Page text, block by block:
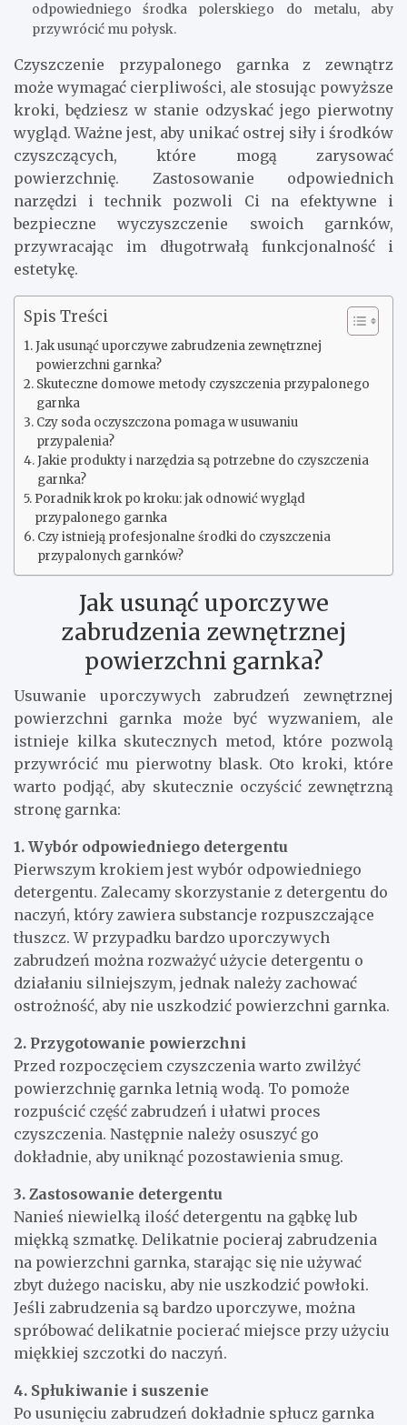
odpowiedniego środka polerskiego do metalu, aby
przywrócić mu połysk.
Czyszczenie przypalonego garnka z zewnątrz
może wymagać cierpliwości, ale stosując powyższe
kroki, będziesz w stanie odzyskać jego pierwotny
wygląd. Ważne jest, aby unikać ostrej siły i środków
czyszczących, które mogą zarysować
powierzchnię. Zastosowanie odpowiednich
narzędzi i technik pozwoli Ci na efektywne i
bezpieczne wyczyszczenie swoich garnków,
przywracając im długotrwałą funkcjonalność i
estetykę.
Spis Treści
Jak usunąć uporczywe zabrudzenia zewnętrznej
powierzchni garnka?
Skuteczne domowe metody czyszczenia przypalonego
garnka
Czy soda oczyszczona pomaga w usuwaniu
przypalenia?
Jakie produkty i narzędzia są potrzebne do czyszczenia
garnka?
Poradnik krok po kroku: jak odnowić wygląd
przypalonego garnka
Czy istnieją profesjonalne środki do czyszczenia
przypalonych garnków?
Jak usunąć uporczywe
zabrudzenia zewnętrznej
powierzchni garnka?
Usuwanie uporczywych zabrudzeń zewnętrznej
powierzchni garnka może być wyzwaniem, ale
istnieje kilka skutecznych metod, które pozwolą
przywrócić mu pierwotny blask. Oto kroki, które
warto podjąć, aby skutecznie oczyścić zewnętrzną
stronę garnka:
1. Wybór odpowiedniego detergentu
Pierwszym krokiem jest wybór odpowiedniego
detergentu. Zalecamy skorzystanie z detergentu do
naczyń, który zawiera substancje rozpuszczające
tłuszcz. W przypadku bardzo uporczywych
zabrudzeń można rozważyć użycie detergentu o
działaniu silniejszym, jednak należy zachować
ostrożność, aby nie uszkodzić powierzchni garnka.
2. Przygotowanie powierzchni
Przed rozpoczęciem czyszczenia warto zwilżyć
powierzchnię garnka letnią wodą. To pomoże
rozpuścić część zabrudzeń i ułatwi proces
czyszczenia. Następnie należy osuszyć go
dokładnie, aby uniknąć pozostawienia smug.
3. Zastosowanie detergentu
Nanieś niewielką ilość detergentu na gąbkę lub
miękką szmatkę. Delikatnie pocieraj zabrudzenia
na powierzchni garnka, starając się nie używać
zbyt dużego nacisku, aby nie uszkodzić powłoki.
Jeśli zabrudzenia są bardzo uporczywe, można
spróbować delikatnie pocierać miejsce przy użyciu
miękkiej szczotki do naczyń.
4. Spłukiwanie i suszenie
Po usunięciu zabrudzeń dokładnie spłucz garnka